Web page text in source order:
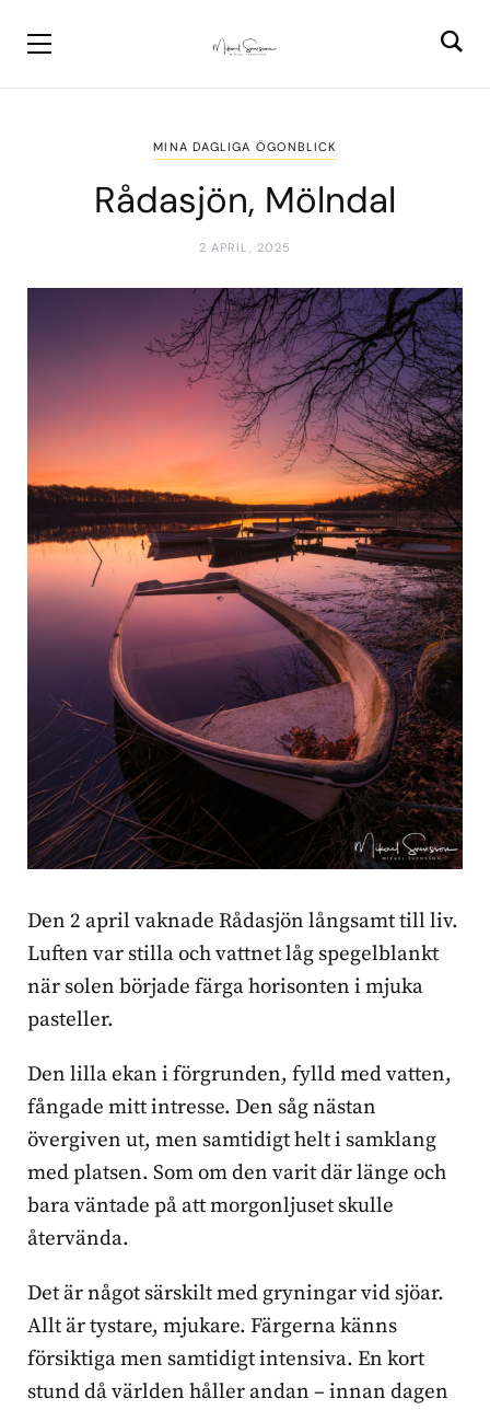
MINA DAGLIGA ÖGONBLICK
Rådasjön, Mölndal
2 APRIL, 2025
Den 2 april vaknade Rådasjön långsamt till liv.
Luften var stilla och vattnet låg spegelblankt
när solen började färga horisonten i mjuka
pasteller.
Den lilla ekan i förgrunden, fylld med vatten,
fångade mitt intresse. Den såg nästan
övergiven ut, men samtidigt helt i samklang
med platsen. Som om den varit där länge och
bara väntade på att morgonljuset skulle
återvända.
Det är något särskilt med gryningar vid sjöar.
Allt är tystare, mjukare. Färgerna känns
försiktiga men samtidigt intensiva. En kort
stund då världen håller andan – innan dagen